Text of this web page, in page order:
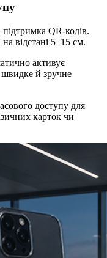
QR-кодів.
відстані 5–15 см.
активує
швидке й зручне
доступу для
карток чи